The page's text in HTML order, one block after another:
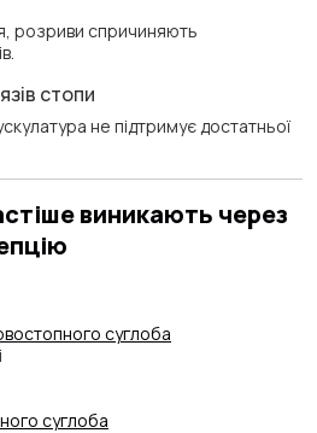
розриви спричиняють
стопи
не підтримує достатньої
виникають через
суглоба
суглоба